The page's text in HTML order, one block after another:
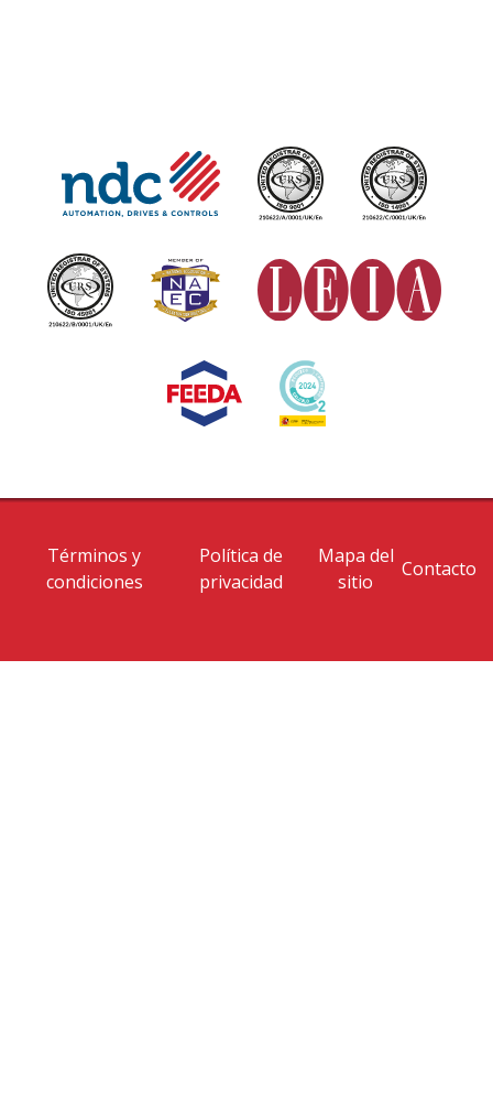
Términos y
condiciones
Política de
privacidad
Mapa del
sitio
Contacto